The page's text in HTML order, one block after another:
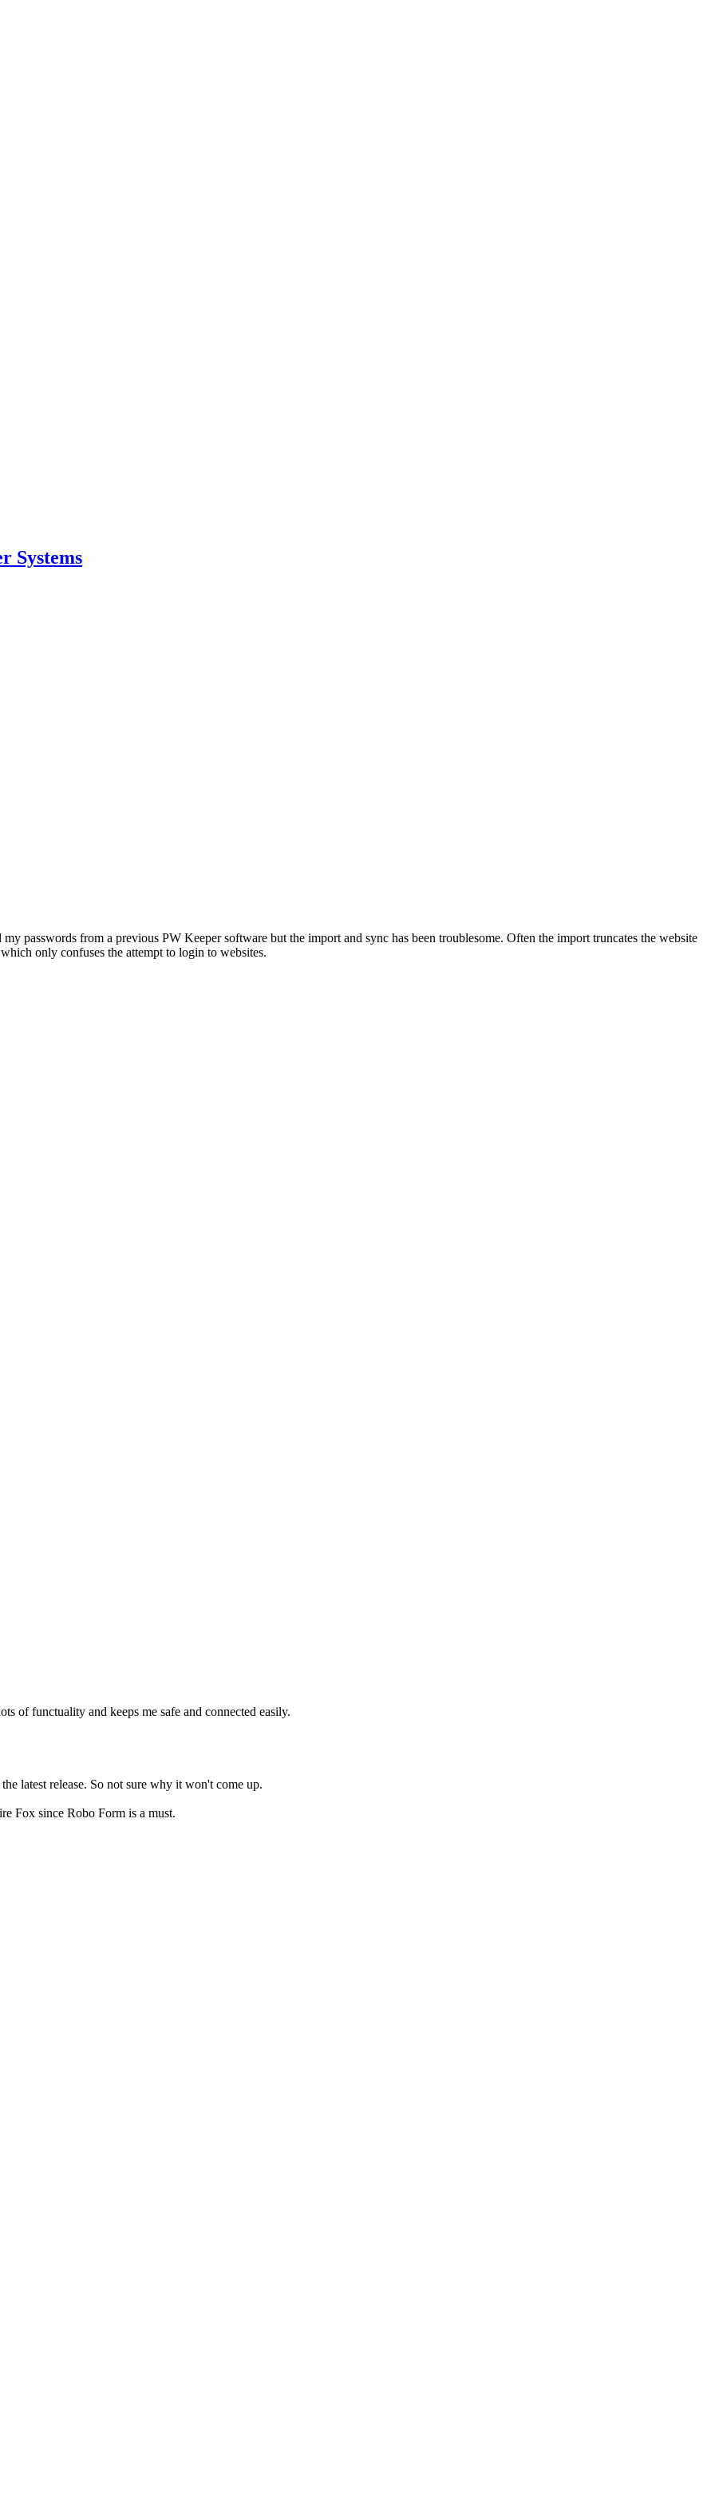
Systems
passwords from a previous PW Keeper software but the import and sync has been troublesome. Often the import truncates the website
only confuses the attempt to login to websites.
of functuality and keeps me safe and connected easily.
latest release. So not sure why it won't come up.
Fox since Robo Form is a must.